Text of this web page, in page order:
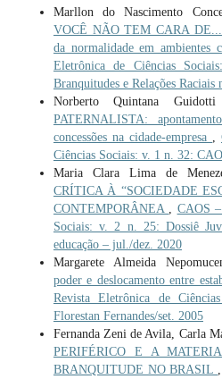
Marllon do Nascimento
VOCÊ NÃO TEM CARA
da normalidade em ambientes
Eletrônica de Ciências
Branquitudes e Relações Raciais
Norberto Quintana
PATERNALISTA:
concessões na cidade-empresa
,
Ciências Sociais: v. 1 n. 32:
Maria Clara Lima de
CRÍTICA À “SOCIEDADE
CONTEMPORÂNEA
CAOS
Sociais: v. 2 n. 25: Dossiê
educação – jul./dez. 2020
Margarete Almeida
poder e deslocamento entre
Revista Eletrônica de
Florestan Fernandes/set. 2005
Fernanda Zeni de Avila, Carla
PERIFÉRICO E A
BRANQUITUDE NO BRASIL